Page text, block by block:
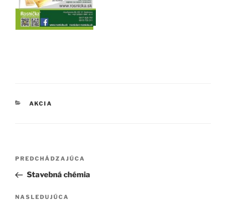
KATEGÓRIE
AKCIA
Navigácia
článku
Predchádzajúci
článok
PREDCHÁDZAJÚCA
Stavebná chémia
Ďalší
NASLEDUJÚCA